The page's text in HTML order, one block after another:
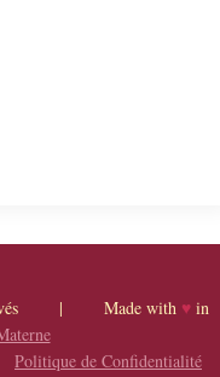
| Made with ♥in
Politique de Confidentialité